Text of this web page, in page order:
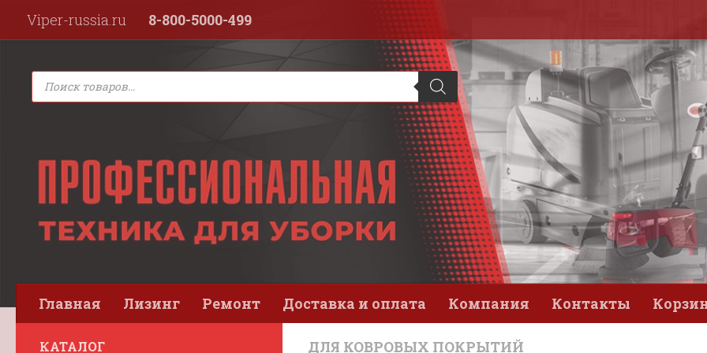
Перейти к содержимому
Viper-russia.ru 8-800-5000-499
Поиск
товаров
Главная Лизинг Ремонт Доставка и оплата Компания Контакты
ДЛЯ КОВРОВЫХ ПОКРЫТИЙ
КАТАЛОГ